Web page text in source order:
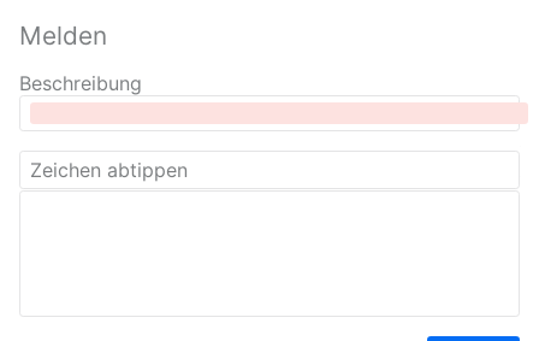
Melden
Beschreibung